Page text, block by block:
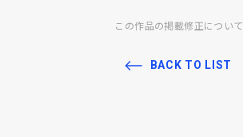
この作品の掲載修正について
BACK TO LIST